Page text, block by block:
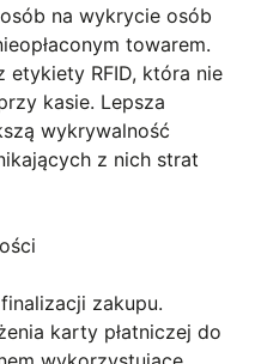
na wykrycie osób
towarem.
etykiety RFID, która nie
kasie. Lepsza
wykrywalność
z nich strat
zakupu.
karty płatniczej do